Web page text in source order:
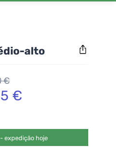
alto
€
€
expedição hoje